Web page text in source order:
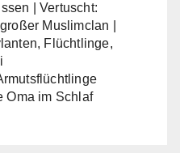
| Vertuscht:
Muslimclan |
Flüchtlinge,
Oma im Schlaf